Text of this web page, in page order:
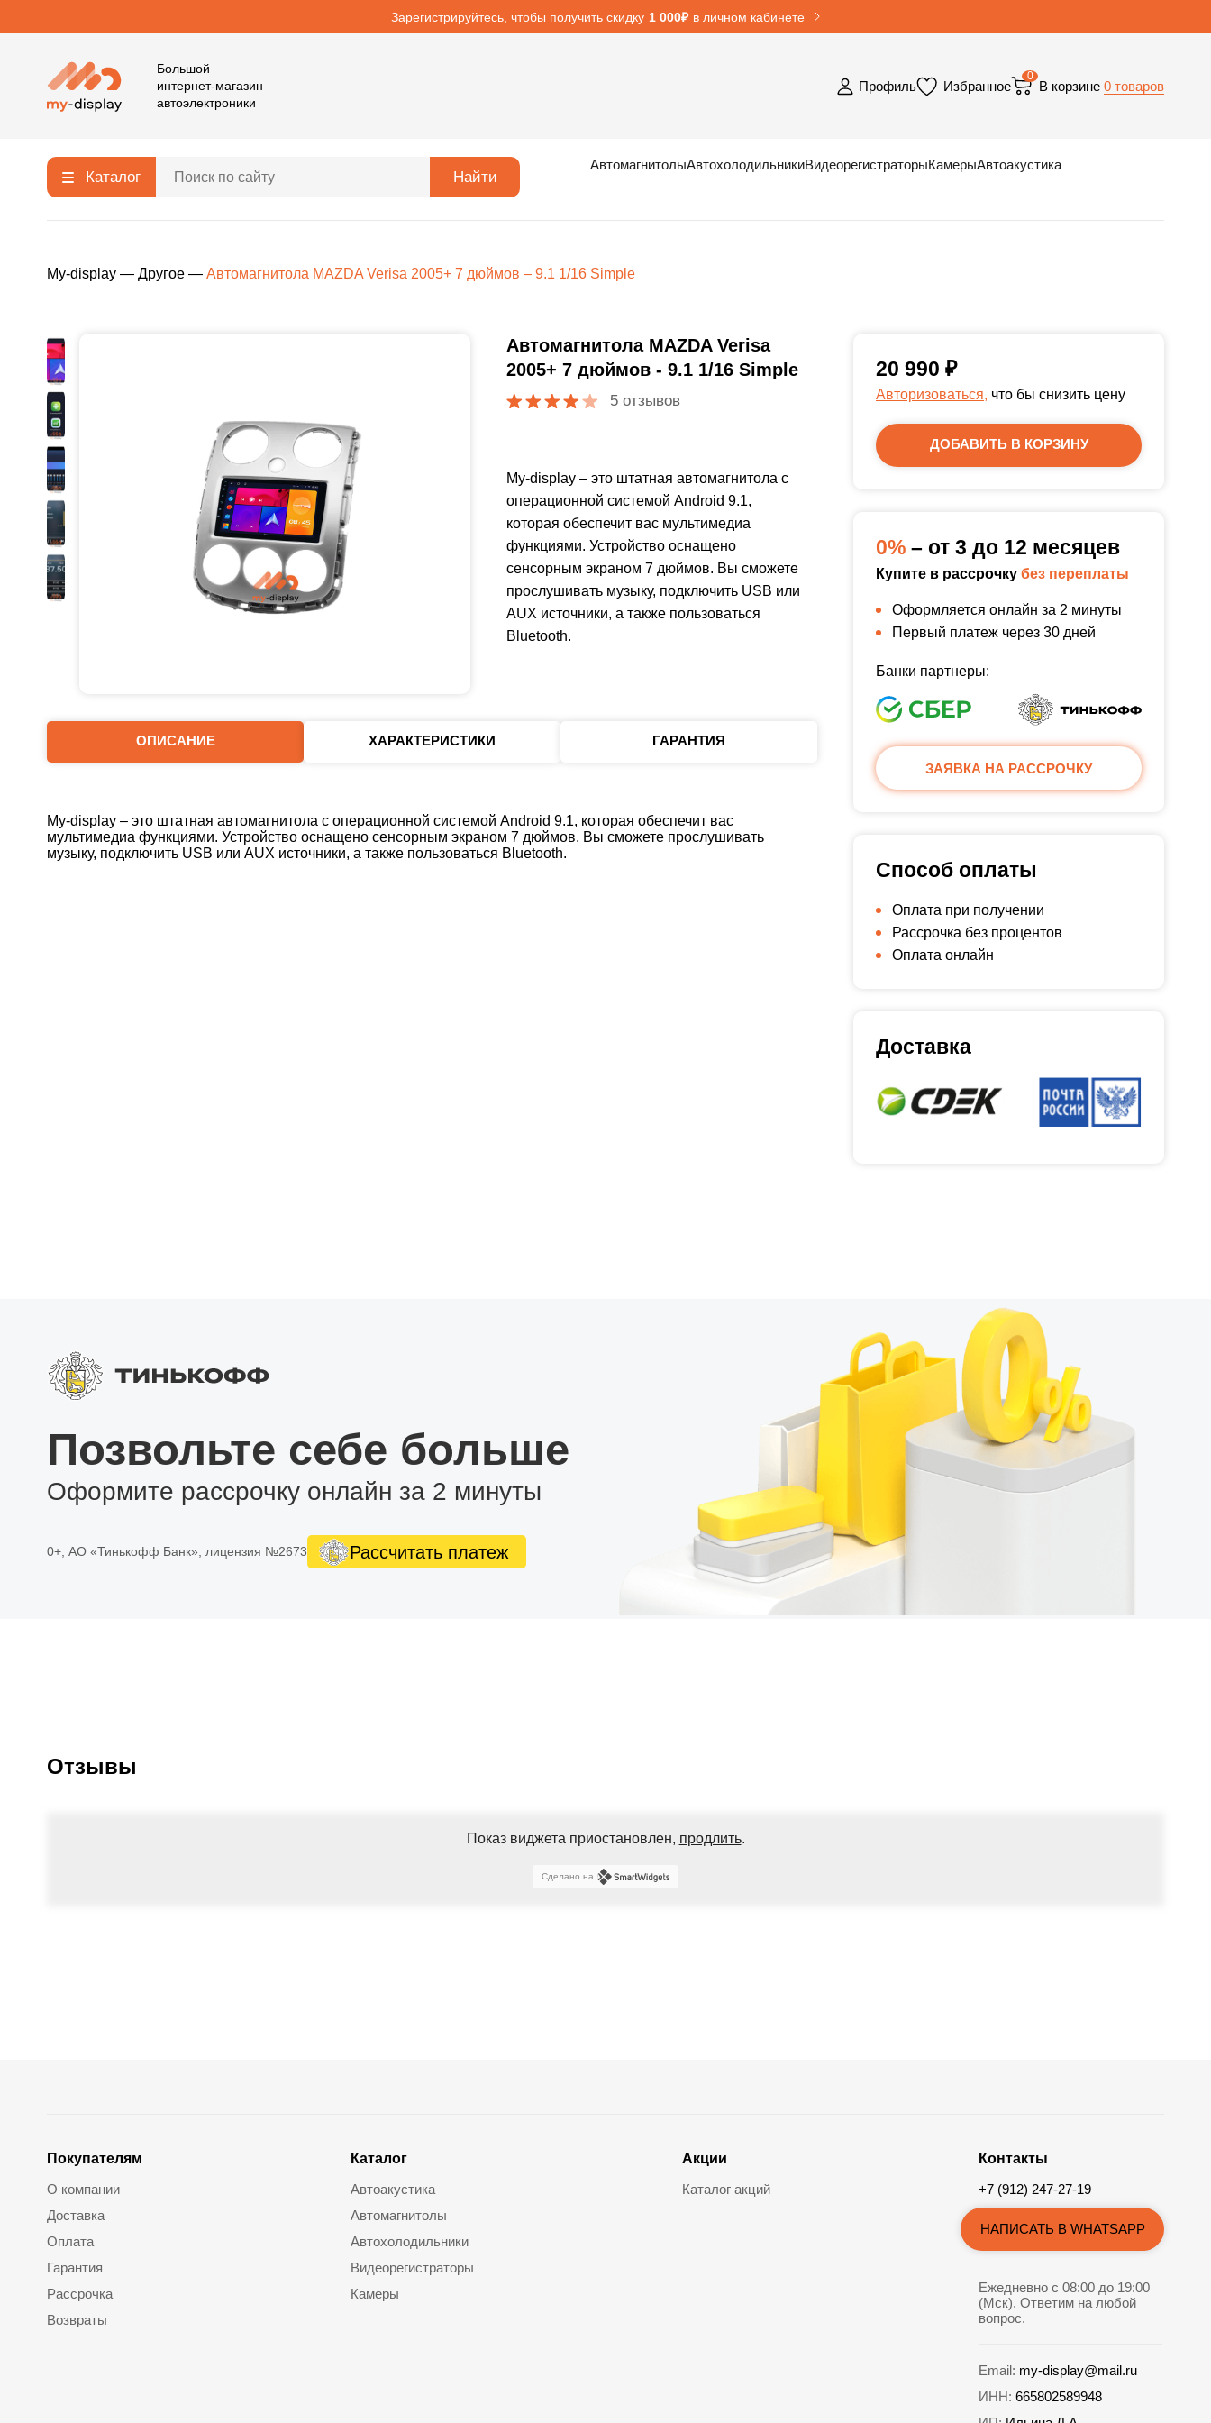
Зарегистрируйтесь, чтобы получить скидку 1 000₽ в личном кабинете
Большой
интернет-магазин
автоэлектроники
Профиль Избранное
0
В корзине 0 товаров
Каталог Найти
АвтомагнитолыАвтохолодильникиВидеорегистраторыКамерыАвтоакустика
My-display — Другое — Автомагнитола MAZDA Verisa 2005+ 7 дюймов – 9.1 1/16 Simple
Автомагнитола MAZDA Verisa
2005+ 7 дюймов - 9.1 1/16 Simple
5 отзывов
My-display – это штатная автомагнитола с
операционной системой Android 9.1,
которая обеспечит вас мультимедиа
функциями. Устройство оснащено
сенсорным экраном 7 дюймов. Вы сможете
прослушивать музыку, подключить USB или
AUX источники, а также пользоваться
Bluetooth.
ОПИСАНИЕ ХАРАКТЕРИСТИКИ ГАРАНТИЯ
My-display – это штатная автомагнитола с операционной системой Android 9.1, которая обеспечит вас
мультимедиа функциями. Устройство оснащено сенсорным экраном 7 дюймов. Вы сможете прослушивать
музыку, подключить USB или AUX источники, а также пользоваться Bluetooth.
20 990 ₽
Авторизоваться, что бы снизить цену
ДОБАВИТЬ В КОРЗИНУ
0% – от 3 до 12 месяцев
Купите в рассрочку без переплаты
Оформляется онлайн за 2 минуты
Первый платеж через 30 дней
Банки партнеры:
ЗАЯВКА НА РАССРОЧКУ
Способ оплаты
Оплата при получении
Рассрочка без процентов
Оплата онлайн
Доставка
Позвольте себе больше
Оформите рассрочку онлайн за 2 минуты
0+, АО «Тинькофф Банк», лицензия №2673 Рассчитать платеж
Отзывы
Показ виджета приостановлен, продлить.
Сделано на
Покупателям
О компании
Доставка
Оплата
Гарантия
Рассрочка
Возвраты
Каталог
Автоакустика
Автомагнитолы
Автохолодильники
Видеорегистраторы
Камеры
Акции
Каталог акций
Контакты
+7 (912) 247-27-19
НАПИСАТЬ В WHATSAPP
Ежедневно с 08:00 до 19:00
(Мск). Ответим на любой
вопрос.
Email: my-display@mail.ru
ИНН: 665802589948